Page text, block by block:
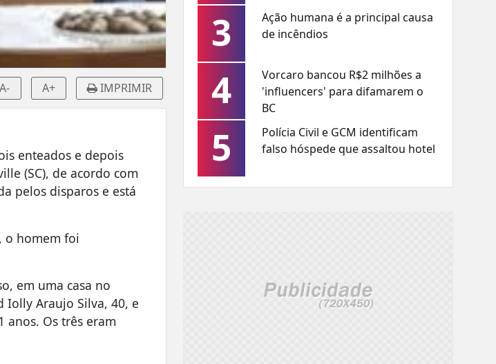
A- A+ IMPRIMIR
enteados e depois
(SC), de acordo com
pelos disparos e está
o homem foi
em uma casa no
Iolly Araujo Silva, 40, e
anos. Os três eram
3
Ação humana é a principal causa
de incêndios
4
Vorcaro bancou R$2 milhões a
'influencers' para difamarem o
BC
5
Polícia Civil e GCM identificam
falso hóspede que assaltou hotel